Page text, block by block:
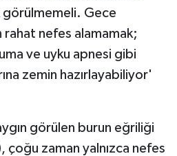
görülmemeli. Gece
nefes alamamak;
ve uyku apnesi gibi
zemin hazırlayabiliyor'
görülen burun eğriliği
zaman yalnızca nefes